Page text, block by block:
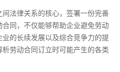
法律关系的核心，签署一份完善
合同，不仅能够帮助企业避免劳动
的长续发展以及综合竞争力的提
劳动合同订立时可能产生的各类